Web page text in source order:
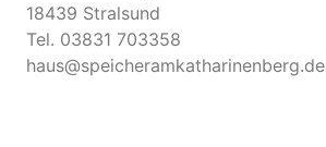
18439 Stralsund
Tel. 03831 703358
haus@speicheramkatharinenberg.de